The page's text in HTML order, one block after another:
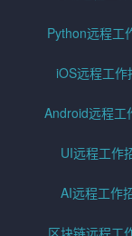
Python远程工
iOS远程工作
Android远程工
UI远程工作
AI远程工作